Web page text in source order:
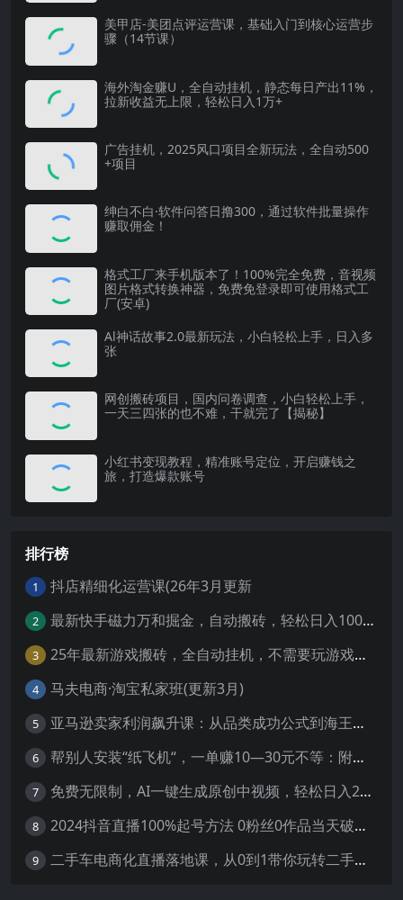
美甲店-美团点评运营课，基础入门到核心运营步
骤（14节课）
海外淘金赚U，全自动挂机，静态每日产出11%，
拉新收益无上限，轻松日入1万+
广告挂机，2025风口项目全新玩法，全自动500
+项目
绅白不白·软件问答日撸300，通过软件批量操作
赚取佣金！
格式工厂来手机版本了！100%完全免费，音视频
图片格式转换神器，免费免登录即可使用格式工
厂(安卓)
Al神话故事2.0最新玩法，小白轻松上手，日入多
张
网创搬砖项目，国内问卷调查，小白轻松上手，
一天三四张的也不难，干就完了【揭秘】
小红书变现教程，精准账号定位，开启赚钱之
旅，打造爆款账号
排行榜
1 抖店精细化运营课(26年3月更新
2 最新快手磁力万和掘金，自动搬砖，轻松日入100-200，操作简单
3 25年最新游戏搬砖，全自动挂机，不需要玩游戏，单手机操作日入300+
4 马夫电商·淘宝私家班(更新3月)
5 亚马逊卖家利润飙升课：从品类成功公式到海王打法，让每个SKU都成爆款一路飙升(更新26年3月
6 帮别人安装“纸飞机“，一单赚10—30元不等：附：免费节点
7 免费无限制，AI一键生成原创中视频，轻松日入2000+，超简单，可矩阵，…
8 2024抖音直播100%起号方法 0粉丝0作品当天破千人在线 多种变现方式
9 二手车电商化直播落地课，从0到1带你玩转二手车直播